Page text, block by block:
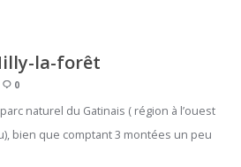
la-forêt
0
naturel du Gatinais ( région à l’ouest
bien que comptant 3 montées un peu